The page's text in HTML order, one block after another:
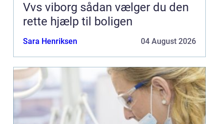
Vvs viborg sådan vælger du den
rette hjælp til boligen
Sara Henriksen 04 August 2026